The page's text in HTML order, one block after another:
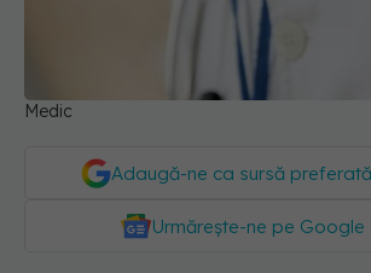
Medic
Adaugă-ne ca sursă
Urmărește-ne pe Google